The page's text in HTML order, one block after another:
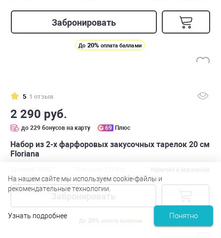
Забронировать
До 20% оплата баллами
5 1 отзыв
2 290 руб.
до 229 бонусов на карту 69 Плюс
Набор из 2-х фарфоровых закусочных тарелок 20 см
Floriana
До 20% оплата баллами
На нашем сайте мы используем cookie-файлы и
рекомендательные технологии.
Узнать подробнее Понятно